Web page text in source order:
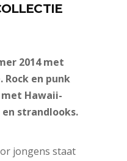
2014 met
Rock en punk
Hawaii-
strandlooks.
jongens staat